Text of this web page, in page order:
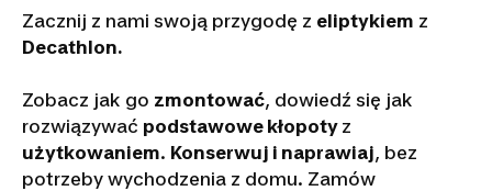
Zacznij z nami swoją przygodę z eliptykiem z
Decathlon.
Zobacz jak go zmontować, dowiedź się jak
rozwiązywać podstawowe kłopoty z
użytkowaniem. Konserwuj i naprawiaj, bez
potrzeby wychodzenia z domu. Zamów